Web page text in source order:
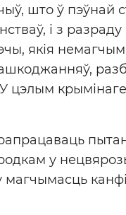
што ў пэўнай
і з
якія
цэлым
у